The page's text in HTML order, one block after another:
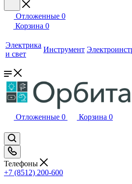
Отложенные 0
Корзина 0
Электрика
и свет
Инструмент
Отложенные 0 Корзина 0
Телефоны
+7 (8512) 200-600